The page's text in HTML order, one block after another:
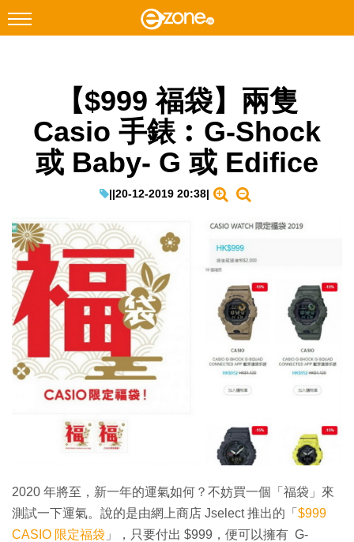
Instagram
科技焦點
網絡生活
教學評測
EduTech
IT Times
生成式AI與雲端應用
Enterprise Digital Transformation
特集
【$999 福袋】兩隻
Casio 手錶︰G-Shock
或 Baby- G 或 Edifice
||20-12-2019 20:38|
2020 年將至，新一年的運氣如何？不妨買一個「福袋」來
測試一下運氣。說的是由網上商店 Jselect 推出的「 $999
CASIO 限定福袋 」，只要付出 $999，便可以擁有 G-